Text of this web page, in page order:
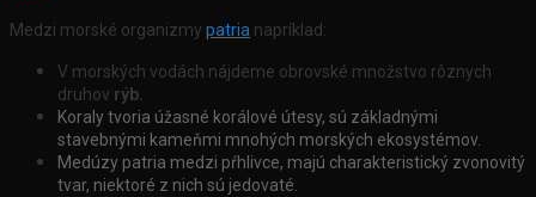
Medzi morské organizmy patria napríklad:
V morských vodách nájdeme obrovské množstvo rôznych
druhov rýb.
Koraly tvoria úžasné korálové útesy, sú základnými
stavebnými kameňmi mnohých morských ekosystémov.
Medúzy patria medzi pŕhlivce, majú charakteristický zvonovitý
tvar, niektoré z nich sú jedovaté.